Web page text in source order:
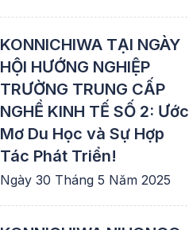
KONNICHIWA TẠI NGÀY
HỘI HƯỚNG NGHIỆP
TRƯỜNG TRUNG CẤP
NGHỀ KINH TẾ SỐ 2: Ước
Mơ Du Học và Sự Hợp
Tác Phát Triển!
Ngày 30 Tháng 5 Năm 2025